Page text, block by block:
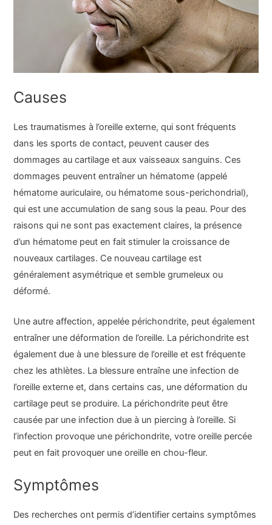
Causes
Les traumatismes à l’oreille externe, qui sont fréquents
dans les sports de contact, peuvent causer des
dommages au cartilage et aux vaisseaux sanguins. Ces
dommages peuvent entraîner un hématome (appelé
hématome auriculaire, ou hématome sous-perichondrial),
qui est une accumulation de sang sous la peau. Pour des
raisons qui ne sont pas exactement claires, la présence
d’un hématome peut en fait stimuler la croissance de
nouveaux cartilages. Ce nouveau cartilage est
généralement asymétrique et semble grumeleux ou
déformé.
Une autre affection, appelée périchondrite, peut également
entraîner une déformation de l’oreille. La périchondrite est
également due à une blessure de l’oreille et est fréquente
chez les athlètes. La blessure entraîne une infection de
l’oreille externe et, dans certains cas, une déformation du
cartilage peut se produire. La périchondrite peut être
causée par une infection due à un piercing à l’oreille. Si
l’infection provoque une périchondrite, votre oreille percée
peut en fait provoquer une oreille en chou-fleur.
Symptômes
Des recherches ont permis d’identifier certains symptômes